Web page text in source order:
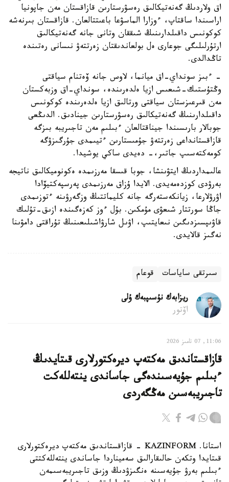
اق ولاردىڭ گەنەتيكالىق رەسۋرستارىن قازاقستان مەن جاپونيا
اراسىندا ساقتاپ، ءوزارا الماسۋعا باعىتتالعان. قازاقستان بىرنەشە
كوكونىس داقىلدارىنىڭ شىققان وتانى جانە گەنەتيكالىق
ارتۇرلىلىگى جوعارى ەل بولعاندىقتان زەرتتەۋ نىسانى رەتىندە
تاڭدالدى.
- ءبىز سونداي-اق ميانما، لاوس جانە ۆەتنام سياقتى
وڭتۇستىك-شىعىس ازيا ەلدەرىندە، سونداي-اق وزبەكستان
مەن قىرعىزستان سياقتى ورتالىق ازيا ەلدەرىندە كوكونىس
داقىلدارىنىڭ گەنەتيكالىق رەسۋرستارىن جينادىق. الدىڭعى
جوبالار بارىسىندا جيناقتالعان ءبىلىم مەن تاجىريبە بىزگە
قازاقستانداعى زەرتتەۋ جۇمىستارىن ءتيىمدى جۇرگىزۋگە
كومەكتەسىپ جاتىر،- دەيدى ساكي يوشيدا.
عالىمداردىڭ ايتۋىنشا، جوبا قىسقا مەرزىمدە ەكونوميكالىق ناتيجە
بەرۋدى كوزدەمەيدى. الايدا ۇزاق مەرزىمدى پەرسپەكتيۆادا
اۋرۋلارعا، زيانكەستەرگە جانە كليماتتىڭ وزگەرۋىنە ءتوزىمدى
جاڭا سورتتار شىعۋى مۇمكىن. بۇل ءوز كەزەگىندە ازىق-تۇلىك
قاۋىپسىزدىگىن نىعايتىپ، اۋىل شارۋاشىلىعىنىڭ تۇراقتى دامۋىنا
نەگىز قالايدى.
سىرتقى ساياسات قوعام
ريزابەك نۇسىپبەك ۇلى
اۆتور
11:06, 07 تامىز 2026
قازاقستاندىق مەكتەپ ديرەكتورلارى قىتايدىڭ
ءبىلىم جۇيەسىندەگى جاساندى ينتەللەكت
تاجىريبەسىن مەڭگەردى
استانا. KAZINFORM - قازاقستاندىق مەكتەپ ديرەكتورلارى
قىتايدا وتكەن حالىقارالىق سەميناردا جاساندى ينتەللەكتتى
ءبىلىم بەرۋ جۇيەسىنە ەنگىزۋدىڭ وزىق تاجىريبەسىمەن